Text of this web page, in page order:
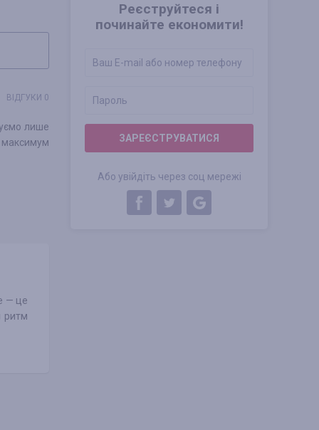
Реєструйтеся і
починайте економити!
ЗАРЕЄСТРУВАТИСЯ
Або увійдіть через соц мережі
ВІДГУКИ 0
лише
максимум
— це
ритм